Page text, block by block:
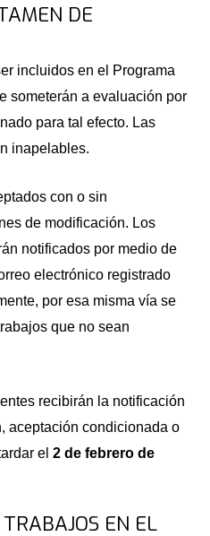
DE
incluidos en el Programa
someterán a evaluación por
para tal efecto. Las
inapelables.
con o sin
de modificación. Los
notificados por medio de
electrónico registrado
por esa misma vía se
que no sean
recibirán la notificación
aceptación condicionada o
el 2 de febrero de
EN EL